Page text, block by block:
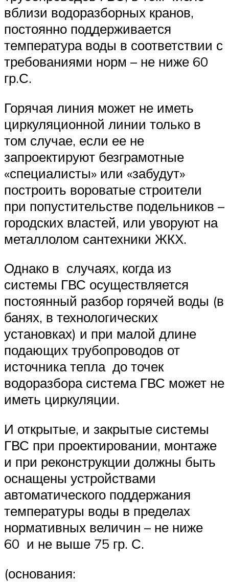
вблизи водоразборных кранов,
постоянно поддерживается
температура воды в соответствии с
требованиями норм – не ниже 60
гр.С.
Горячая линия может не иметь
циркуляционной линии только в
том случае, если ее не
запроектируют безграмотные
«специалисты» или «забудут»
построить вороватые строители
при попустительстве подельников –
городских властей, или уворуют на
металлолом сантехники ЖКХ.
Однако в случаях, когда из
системы ГВС осуществляется
постоянный разбор горячей воды (в
банях, в технологических
установках) и при малой длине
подающих трубопроводов от
источника тепла до точек
водоразбора система ГВС может не
иметь циркуляции.
И открытые, и закрытые системы
ГВС при проектировании, монтаже
и при реконструкции должны быть
оснащены устройствами
автоматического поддержания
температуры воды в пределах
нормативных величин – не ниже
60 и не выше 75 гр. С.
(основания: